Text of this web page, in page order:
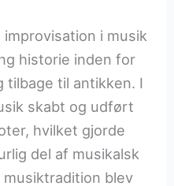
i musik
historie inden for
til antikken. I
skabt og udført
hvilket gjorde
del af musikalsk
musiktradition blev